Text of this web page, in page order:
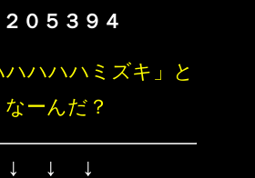
２０５３９４
ハハハハミズキ」と
ーんだ？
↓ ↓ ↓